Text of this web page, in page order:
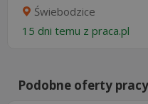
Świebodzice
15 dni temu z praca.pl
Podobne oferty pracy